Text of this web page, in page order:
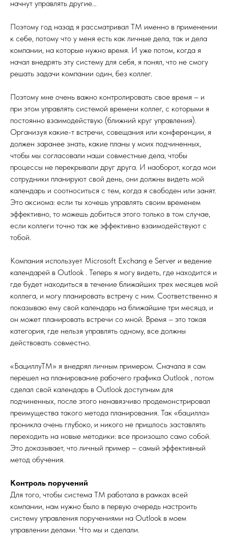
начнут управлять другие…
Поэтому год назад я рассматривал ТМ именно в применении
к себе, потому что у меня есть как личные дела, так и дела
компании, на которые нужно время. И уже потом, когда я
начал внедрять эту систему для себя, я понял, что не смогу
решать задачи компании один, без коллег.
Поэтому мне очень важно контролировать свое время – и
при этом управлять системой времени коллег, с которыми я
постоянно взаимодействую (ближний круг управления).
Организуя какие-т встречи, совещания или конференции, я
должен заранее знать, какие планы у моих подчиненных,
чтобы мы согласовали наши совместные дела, чтобы
процессы не перекрывали друг друга. И наоборот, когда мои
сотрудники планируют свой день, они должны видеть мой
календарь и соотноситься с тем, когда я свободен или занят.
Это аксиома: если ты хочешь управлять своим временем
эффективно, то можешь добиться этого только в том случае,
если коллеги точно так же эффективно взаимодействуют с
тобой.
Компания использует Microsoft Exchang е Server и ведение
календарей в Outlook . Теперь я могу видеть, где находится и
где будет находиться в течение ближайших трех месяцев мой
коллега, и могу планировать встречу с ним. Соответственно я
показываю ему свой календарь на ближайшие три месяца, и
он может планировать встречи со мной. Время – это такая
категория, где нельзя управлять одному, все должны
действовать совместно.
«БациллуТМ» я внедрял личным примером. Сначала я сам
перешел на планирование рабочего графика Outlook , потом
сделал свой календарь в Outlook доступным для
подчиненных, после этого ненавязчиво продемонстрировал
преимущества такого метода планирования. Так «бацилла»
проникла очень глубоко, и никого не пришлось заставлять
переходить на новые методики: все произошло само собой.
Это доказывает, что личный пример – самый эффективный
метод обучения.
Контроль поручений
Для того, чтобы система ТМ работала в рамках всей
компании, нам нужно было в первую очередь настроить
систему управления поручениями на Outlook в моем
управлении делами. Что мы и сделали.